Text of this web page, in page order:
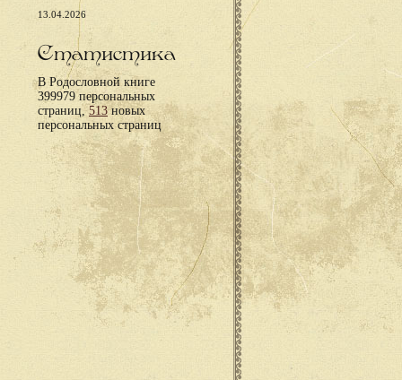
13.04.2026
Статистика
В Родословной книге
399979 персональных
страниц,513новых
персональных страниц